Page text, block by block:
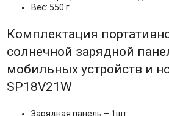
Вес: 550 г
Комплектация
солнечной зарядной
мобильных устройств и
SP18V21W
Зарядная панель – 1шт